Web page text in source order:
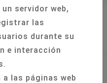
servidor web,
las
durante su
e interacción
a las páginas web